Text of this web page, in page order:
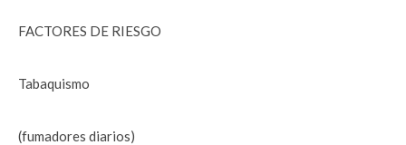
FACTORES DE RIESGO
Tabaquismo
(fumadores diarios)